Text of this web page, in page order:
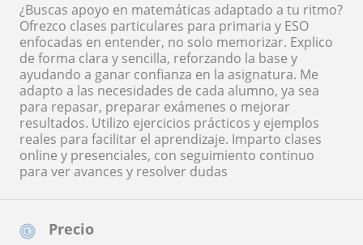
Precio
¿Buscas apoyo en matemáticas adaptado a tu ritmo?
Ofrezco clases particulares para primaria y ESO
enfocadas en entender, no solo memorizar. Explico
de forma clara y sencilla, reforzando la base y
ayudando a ganar confianza en la asignatura. Me
adapto a las necesidades de cada alumno, ya sea
para repasar, preparar exámenes o mejorar
resultados. Utilizo ejercicios prácticos y ejemplos
reales para facilitar el aprendizaje. Imparto clases
online y presenciales, con seguimiento continuo
para ver avances y resolver dudas